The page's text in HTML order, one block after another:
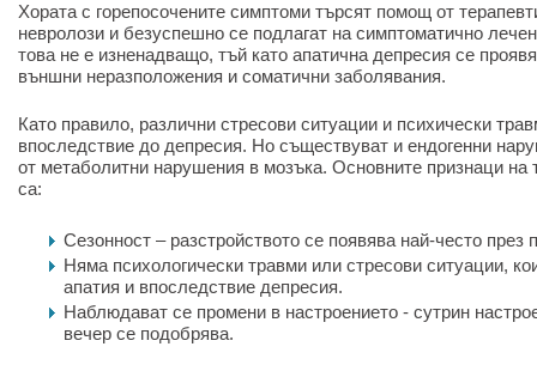
Хората с горепосочените симптоми търсят помощ от
невролози и безуспешно се подлагат на симптоматично
това не е изненадващо, тъй като апатична депресия се
външни неразположения и соматични заболявания.
Като правило, различни стресови ситуации и психически
впоследствие до депресия. Но съществуват и ендогенни
от метаболитни нарушения в мозъка. Основните признаци на
са:
Сезонност – разстройството се появява най-често през
Няма психологически травми или стресови ситуации,
апатия и впоследствие депресия.
Наблюдават се промени в настроението - сутрин
вечер се подобрява.